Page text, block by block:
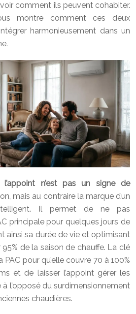
voir comment ils peuvent cohabiter.
montre comment ces deux
harmonieusement dans un
l’appoint n’est pas un signe de
mais au contraire la marque d’un
Il permet de ne pas
principale pour quelques jours de
ainsi sa durée de vie et optimisant
de la saison de chauffe. La clé
pour qu’elle couvre 70 à 100%
et de laisser l’appoint gérer les
l’opposé du surdimensionnement
chaudières.